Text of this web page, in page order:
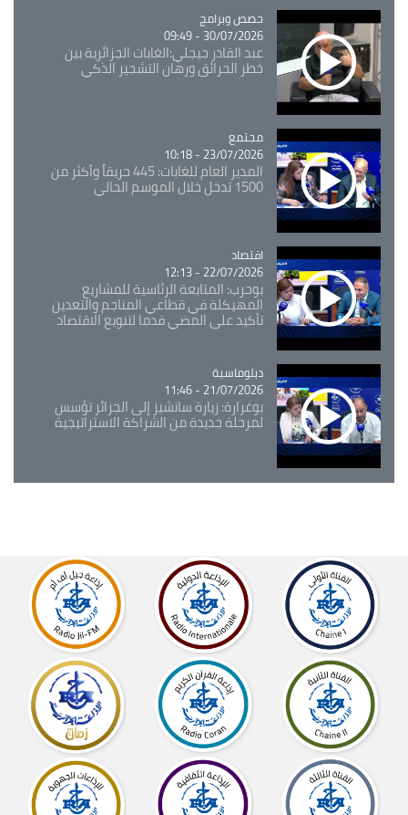
Catégorie
حصص وبرامج
30/07/2026 - 09:49
عبد القادر جيجلي:الغابات الجزائرية بين
خطر الحرائق ورهان التشجير الذكي
Catégorie
مجتمع
23/07/2026 - 10:18
المدير العام للغابات: 445 حريقاً وأكثر من
1500 تدخل خلال الموسم الحالي
Catégorie
اقتصاد
22/07/2026 - 12:13
بوحرب: المتابعة الرئاسية للمشاريع
المهيكلة في قطاعي المناجم والتعدين
تأكيد على المضي قدما لتنويع الاقتصاد
Catégorie
دبلوماسية
21/07/2026 - 11:46
بوغرارة: زيارة سانشيز إلى الجزائر تؤسس
لمرحلة جديدة من الشراكة الاستراتيجية